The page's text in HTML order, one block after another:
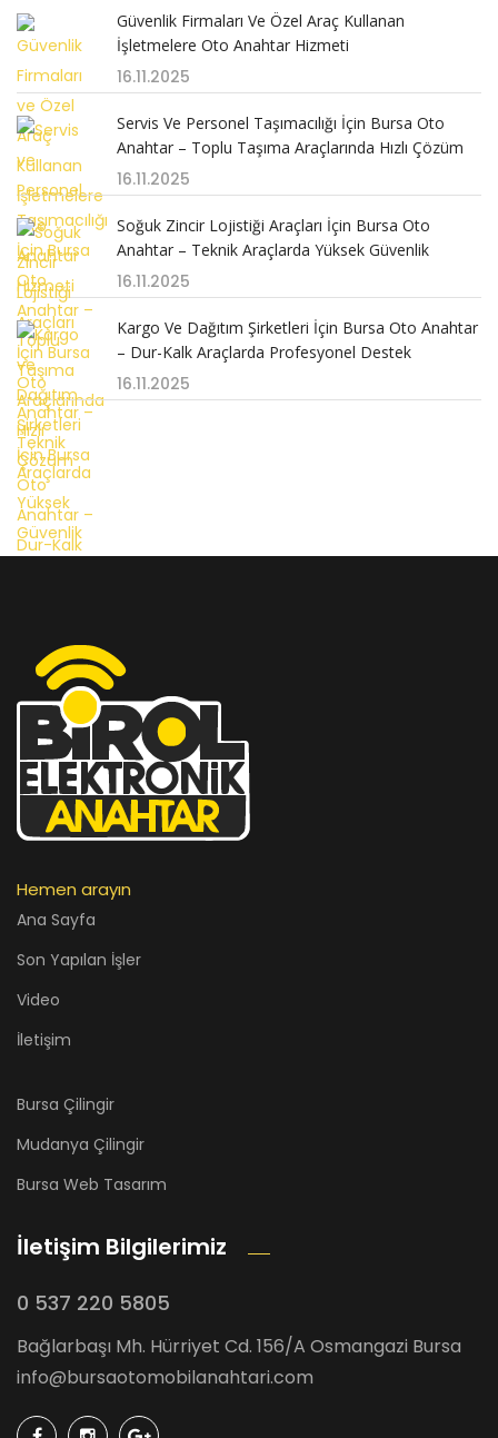
Güvenlik Firmaları Ve Özel Araç Kullanan
İşletmelere Oto Anahtar Hizmeti
16.11.2025
Servis Ve Personel Taşımacılığı İçin Bursa Oto
Anahtar – Toplu Taşıma Araçlarında Hızlı Çözüm
16.11.2025
Soğuk Zincir Lojistiği Araçları İçin Bursa Oto
Anahtar – Teknik Araçlarda Yüksek Güvenlik
16.11.2025
Kargo Ve Dağıtım Şirketleri İçin Bursa Oto Anahtar
– Dur-Kalk Araçlarda Profesyonel Destek
16.11.2025
Hemen arayın
Ana Sayfa
Son Yapılan İşler
Video
İletişim
Bursa Çilingir
Mudanya Çilingir
Bursa Web Tasarım
İletişim Bilgilerimiz
0 537 220 5805
Bağlarbaşı Mh. Hürriyet Cd. 156/A Osmangazi Bursa
info@bursaotomobilanahtari.com